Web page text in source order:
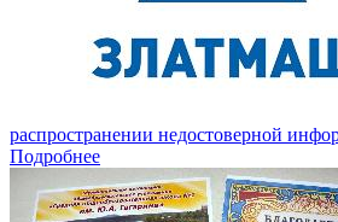
распространении недостоверной
Подробнее